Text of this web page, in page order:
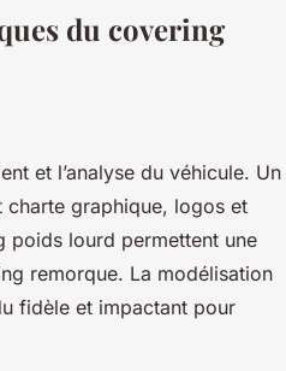
du covering
et l’analyse du véhicule. Un
graphique, logos et
poids lourd permettent une
remorque. La modélisation
fidèle et impactant pour